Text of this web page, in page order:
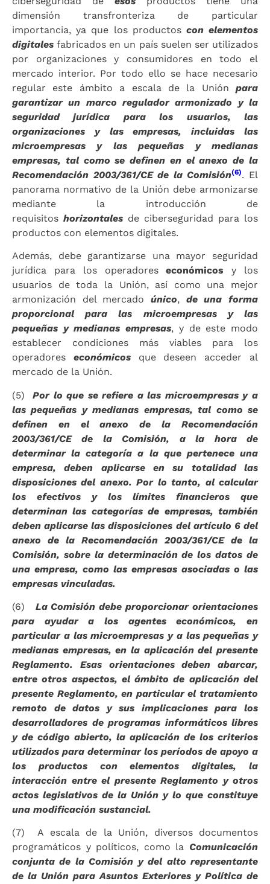
dimensión transfronteriza de particular
importancia, ya que los productos con elementos
digitales fabricados en un país suelen ser utilizados
por organizaciones y consumidores en todo el
mercado interior. Por todo ello se hace necesario
regular este ámbito a escala de la Unión para
garantizar un marco regulador armonizado y la
seguridad jurídica para los usuarios, las
organizaciones y las empresas, incluidas las
microempresas y las pequeñas y medianas
empresas, tal como se definen en el anexo de la
Recomendación 2003/361/CE de la Comisión(6). El
panorama normativo de la Unión debe armonizarse
mediante la introducción de
requisitos horizontales de ciberseguridad para los
productos con elementos digitales.
Además, debe garantizarse una mayor seguridad
jurídica para los operadoreseconómicosy los
usuarios de toda la Unión, así como una mejor
armonización del mercado único, de una forma
proporcional para las microempresas y las
pequeñas y medianas empresas, y de este modo
establecer condiciones más viables para los
operadores económicosque deseen acceder al
mercado de la Unión.
(5)Por lo que se refiere a las microempresas y a
las pequeñas y medianas empresas, tal como se
definen en el anexo de la Recomendación
2003/361/CE de la Comisión, a la hora de
determinar la categoría a la que pertenece una
empresa, deben aplicarse en su totalidad las
disposiciones del anexo. Por lo tanto, al calcular
los efectivos y los límites financieros que
determinan las categorías de empresas, también
deben aplicarse las disposiciones del artículo 6 del
anexo de la Recomendación 2003/361/CE de la
Comisión, sobre la determinación de los datos de
una empresa, como las empresas asociadas o las
empresas vinculadas.
(6) La Comisión debe proporcionar orientaciones
para ayudar a los agentes económicos, en
particular a las microempresas y a las pequeñas y
medianas empresas, en la aplicación del presente
Reglamento. Esas orientaciones deben abarcar,
entre otros aspectos, el ámbito de aplicación del
presente Reglamento, en particular el tratamiento
remoto de datos y sus implicaciones para los
desarrolladores de programas informáticos libres
y de código abierto, la aplicación de los criterios
utilizados para determinar los períodos de apoyo a
los productos con elementos digitales, la
interacción entre el presente Reglamento y otros
actos legislativos de la Unión y lo que constituye
una modificación sustancial.
(7) A escala de la Unión, diversos documentos
programáticos y políticos, como la Comunicación
conjunta de la Comisión y del alto representante
de la Unión para Asuntos Exteriores y Política de